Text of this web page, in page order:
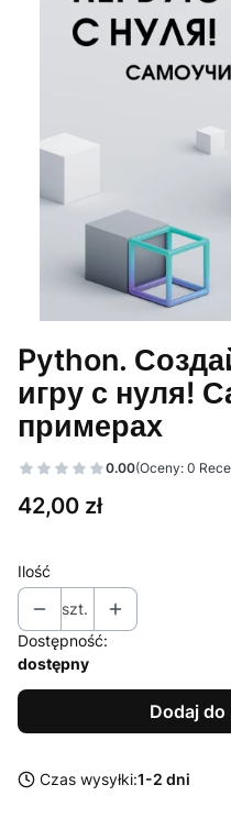
Python.
игру с нуля!
примерах
0.00(Oceny: 0
Cena
42,00 zł
Ilość
szt.
Dostępność:
dostępny
Dodaj
Czas wysyłki:1-2 dni